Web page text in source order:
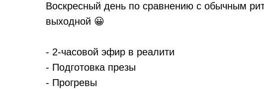
Воскресный день по сравнению с обычным
выходной 😀
- 2-часовой эфир в реалити
- ⁠Подготовка презы
- ⁠Прогревы